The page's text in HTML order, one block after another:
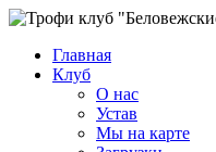
Главная
Клуб
О нас
Устав
Мы на карте